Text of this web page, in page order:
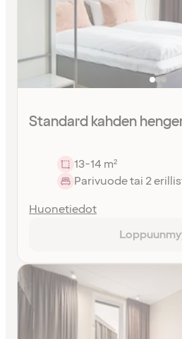
Standard kahden
13-14 m²
Parivuode tai 2
Huonetiedot